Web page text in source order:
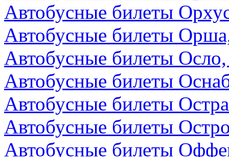
Автобусные билеты
Автобусные билеты
Автобусные билеты
Автобусные билеты
Автобусные билеты
Автобусные билеты
Автобусные билеты